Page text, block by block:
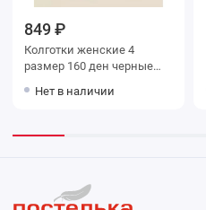
849 ₽
Колготки женские 4
размер 160 ден черные
Нет в наличии